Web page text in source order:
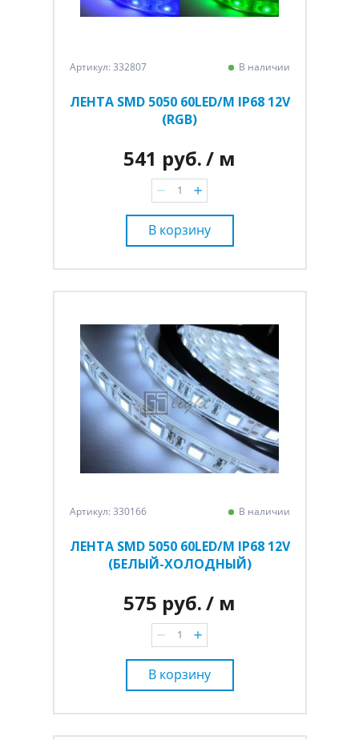
Артикул: 332807 В наличии
ЛЕНТА SMD 5050 60LED/M IP68 12V
(RGB)
541 руб./ м
В корзину
Артикул: 330166 В наличии
ЛЕНТА SMD 5050 60LED/M IP68 12V
(БЕЛЫЙ-ХОЛОДНЫЙ)
575 руб./ м
В корзину